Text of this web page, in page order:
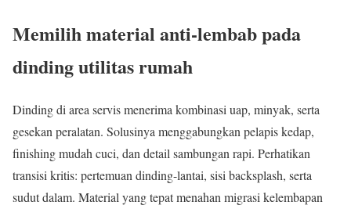
Memilih material anti-lembab pada
dinding utilitas rumah
Dinding di area servis menerima kombinasi uap, minyak, serta
gesekan peralatan. Solusinya menggabungkan pelapis kedap,
finishing mudah cuci, dan detail sambungan rapi. Perhatikan
transisi kritis: pertemuan dinding-lantai, sisi backsplash, serta
sudut dalam. Material yang tepat menahan migrasi kelembapan